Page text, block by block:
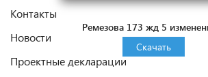
Ремезова 173 жд 5
Скачать
Контакты
Новости
Проектные декларации